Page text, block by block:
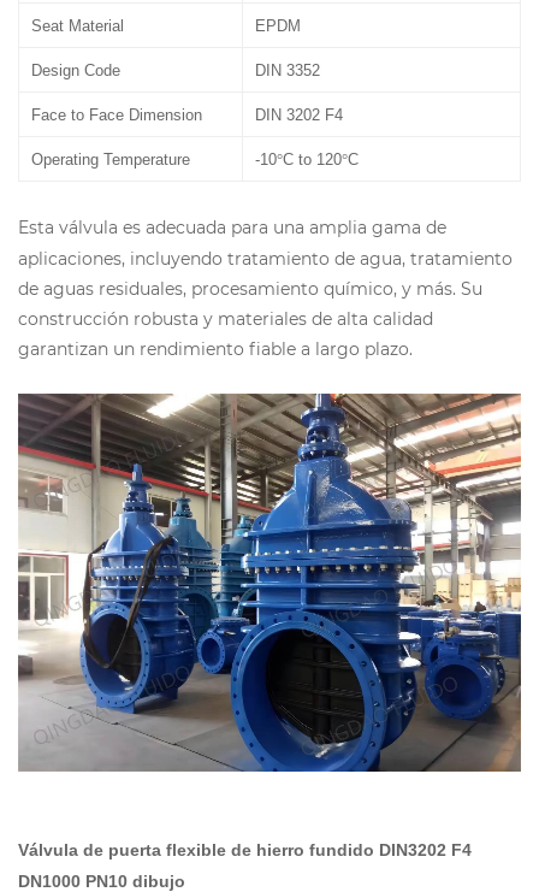
Seat Material EPDM
Design Code DIN 3352
Face to Face Dimension DIN 3202 F4
Operating Temperature -10°C to 120°C
Esta válvula es adecuada para una amplia gama de
aplicaciones, incluyendo tratamiento de agua, tratamiento
de aguas residuales, procesamiento químico, y más. Su
construcción robusta y materiales de alta calidad
garantizan un rendimiento fiable a largo plazo.
Válvula de puerta flexible de hierro fundido DIN3202 F4
DN1000 PN10 dibujo